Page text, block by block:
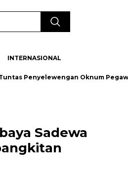
INTERNASIONAL
Oknum Pegawai, BPR
Sadewa